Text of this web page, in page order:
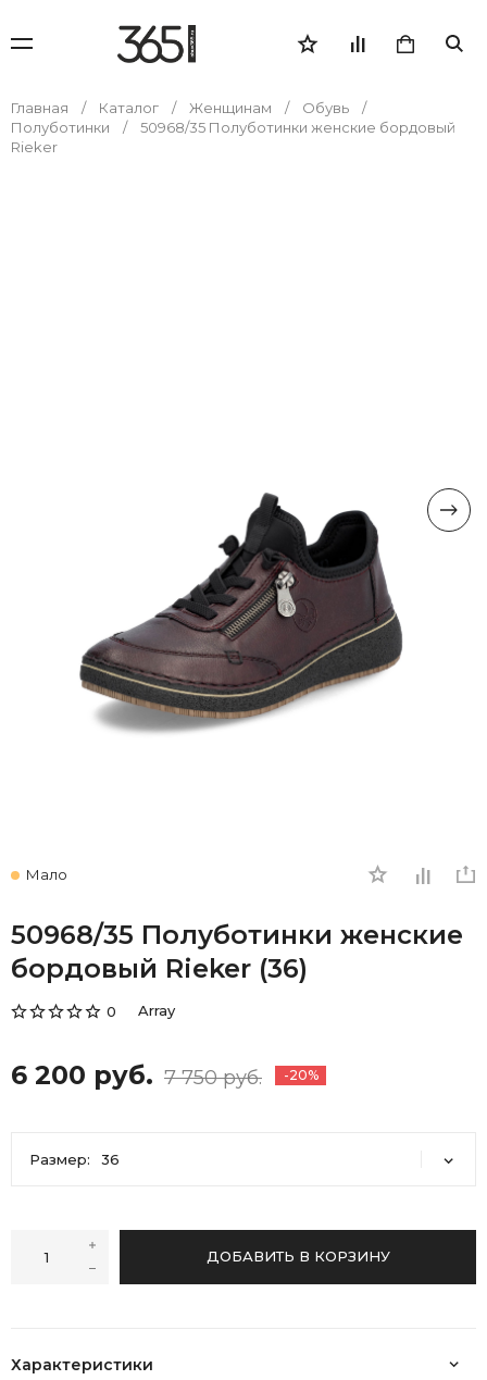
Главная Каталог Женщинам
Обувь
Полуботинки
50968/35 Полуботинки женские бордовый
Rieker
Мало
50968/35 Полуботинки женские
бордовый Rieker (36)
0 Array
6 200 руб. 7 750 руб. -20%
Размер: 36
ДОБАВИТЬ В КОРЗИНУ
Характеристики